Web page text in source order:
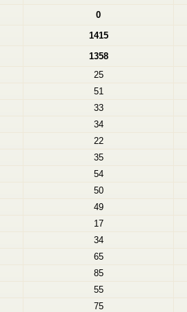
0
1415
1358
25
51
33
34
22
35
54
50
49
17
34
65
85
55
75